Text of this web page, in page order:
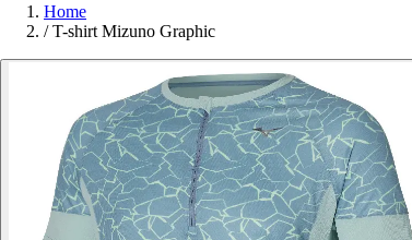
Home
/ T-shirt Mizuno Graphic